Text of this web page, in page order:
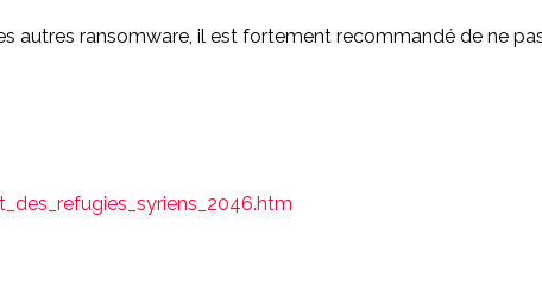
autres ransomware, il est fortement recommandé de ne